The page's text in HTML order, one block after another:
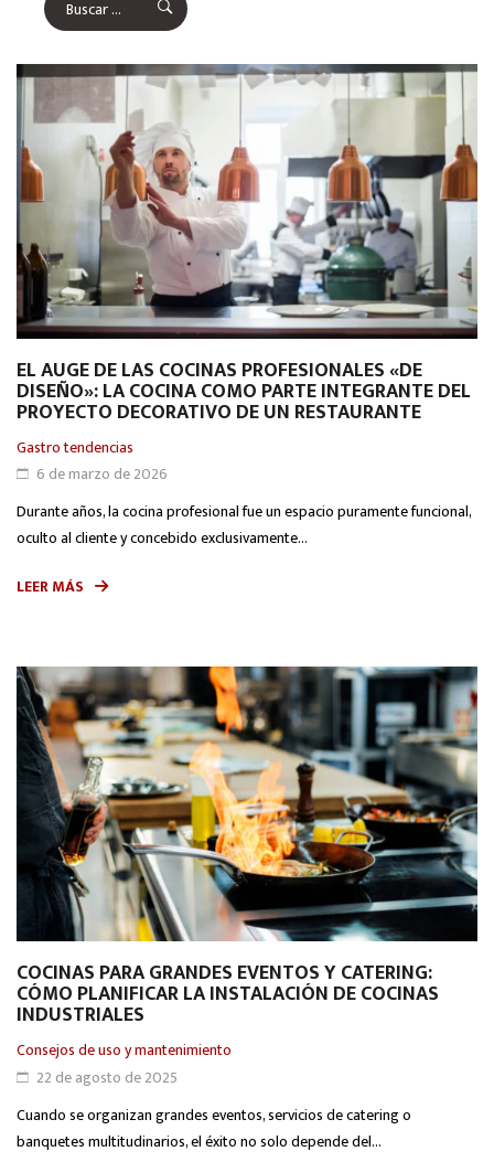
EL AUGE DE LAS COCINAS PROFESIONALES «DE
DISEÑO»: LA COCINA COMO PARTE INTEGRANTE DEL
PROYECTO DECORATIVO DE UN RESTAURANTE
Gastro tendencias
6 de marzo de 2026
Durante años, la cocina profesional fue un espacio puramente funcional,
oculto al cliente y concebido exclusivamente...
LEER MÁS
COCINAS PARA GRANDES EVENTOS Y CATERING:
CÓMO PLANIFICAR LA INSTALACIÓN DE COCINAS
INDUSTRIALES
Consejos de uso y mantenimiento
22 de agosto de 2025
Cuando se organizan grandes eventos, servicios de catering o
banquetes multitudinarios, el éxito no solo depende del...